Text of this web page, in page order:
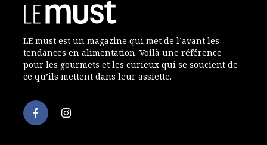
LE must est un magazine qui met de l’avant les
tendances en alimentation. Voilà une référence
pour les gourmets et les curieux qui se soucient de
ce qu’ils mettent dans leur assiette.